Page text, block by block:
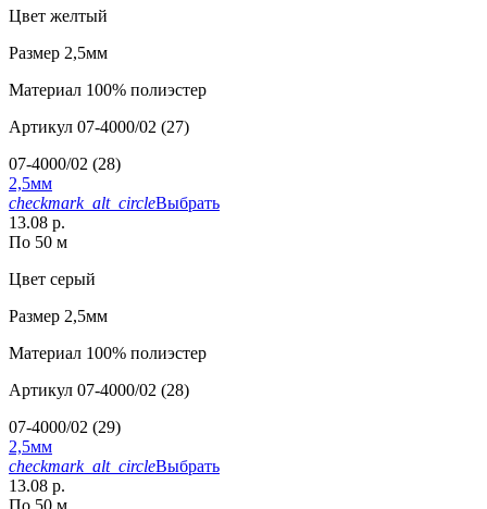
Цвет желтый
Размер 2,5мм
Материал 100% полиэстер
Артикул 07-4000/02 (27)
07-4000/02 (28)
2,5мм
checkmark_alt_circleВыбрать
13.08 р.
По 50 м
Цвет серый
Размер 2,5мм
Материал 100% полиэстер
Артикул 07-4000/02 (28)
07-4000/02 (29)
2,5мм
checkmark_alt_circleВыбрать
13.08 р.
По 50 м